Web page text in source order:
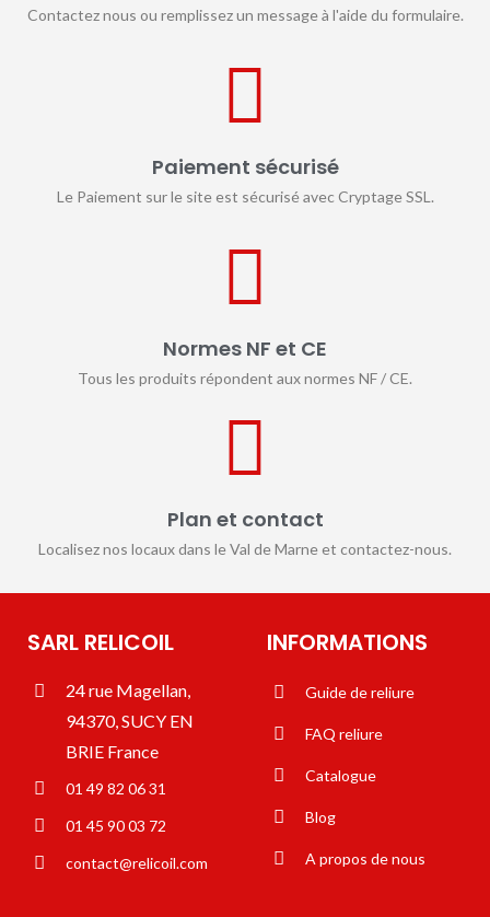
Contactez nous ou remplissez un message à l'aide du formulaire.
Paiement sécurisé
Le Paiement sur le site est sécurisé avec Cryptage SSL.
Normes NF et CE
Tous les produits répondent aux normes NF / CE.
Plan et contact
Localisez nos locaux dans le Val de Marne et contactez-nous.
SARL RELICOIL
24 rue Magellan,
94370, SUCY EN
BRIE France
01 49 82 06 31
01 45 90 03 72
contact@relicoil.com
INFORMATIONS
Guide de reliure
FAQ reliure
Catalogue
Blog
A propos de nous